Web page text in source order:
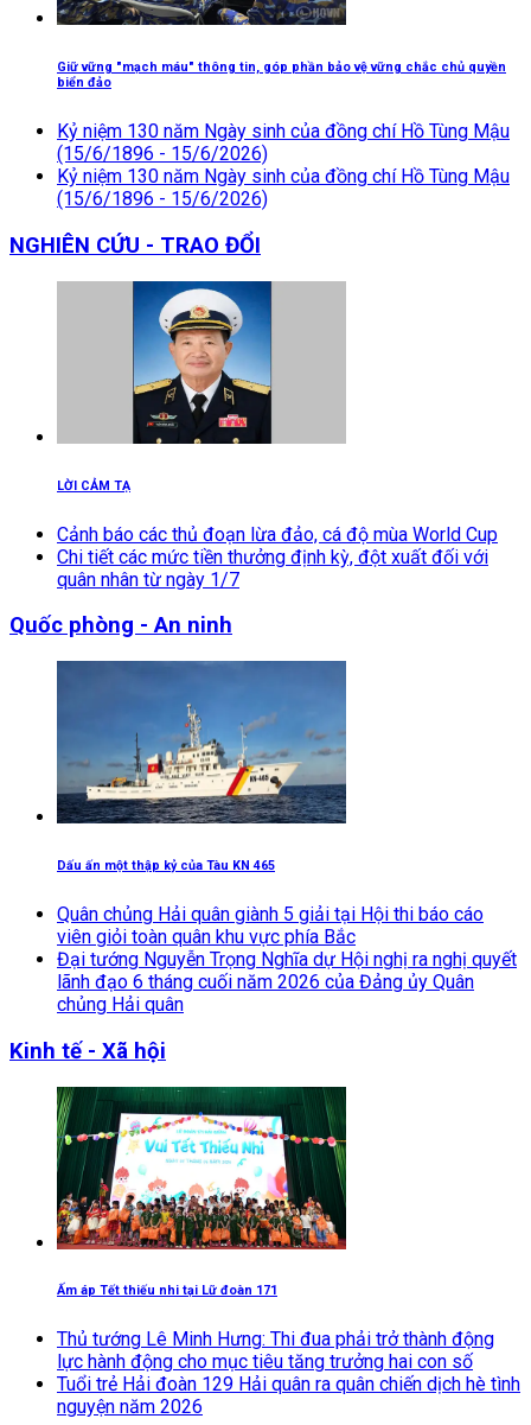
Giữ vững "mạch máu" thông tin, góp phần bảo vệ vững chắc chủ quyền
biển đảo
Kỷ niệm 130 năm Ngày sinh của đồng chí Hồ Tùng Mậu
(15/6/1896 - 15/6/2026)
Kỷ niệm 130 năm Ngày sinh của đồng chí Hồ Tùng Mậu
(15/6/1896 - 15/6/2026)
NGHIÊN CỨU - TRAO ĐỔI
LỜI CẢM TẠ
Cảnh báo các thủ đoạn lừa đảo, cá độ mùa World Cup
Chi tiết các mức tiền thưởng định kỳ, đột xuất đối với
quân nhân từ ngày 1/7
Quốc phòng - An ninh
Dấu ấn một thập kỷ của Tàu KN 465
Quân chủng Hải quân giành 5 giải tại Hội thi báo cáo
viên giỏi toàn quân khu vực phía Bắc
Đại tướng Nguyễn Trọng Nghĩa dự Hội nghị ra nghị quyết
lãnh đạo 6 tháng cuối năm 2026 của Đảng ủy Quân
chủng Hải quân
Kinh tế - Xã hội
Ấm áp Tết thiếu nhi tại Lữ đoàn 171
Thủ tướng Lê Minh Hưng: Thi đua phải trở thành động
lực hành động cho mục tiêu tăng trưởng hai con số
Tuổi trẻ Hải đoàn 129 Hải quân ra quân chiến dịch hè tình
nguyện năm 2026